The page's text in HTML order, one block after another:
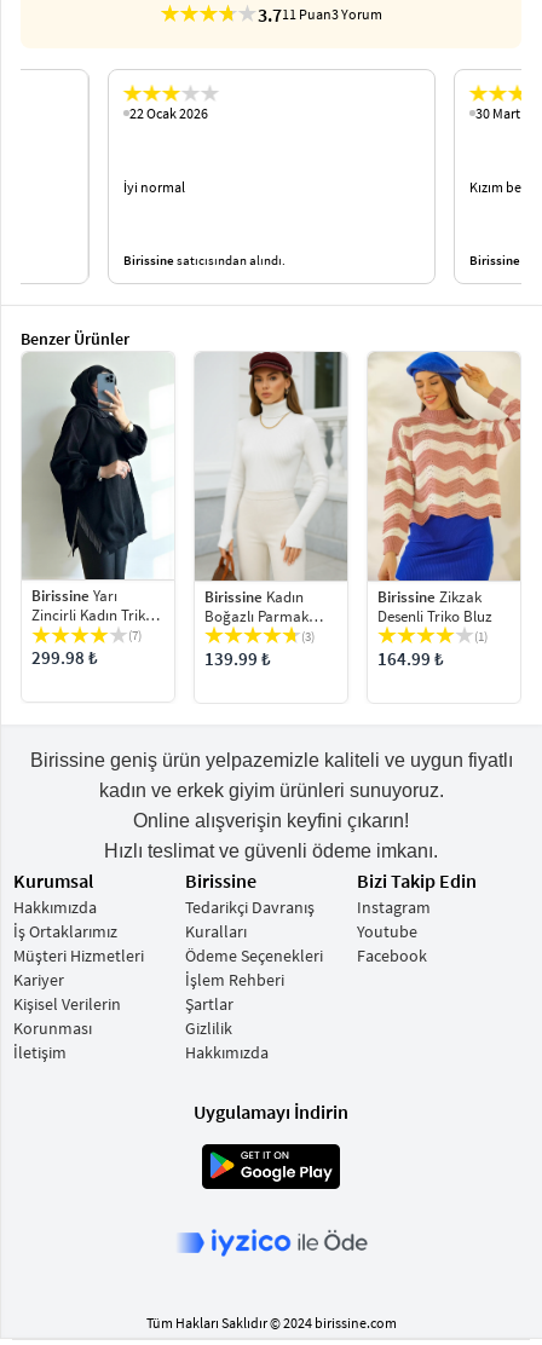
3.711 Puan3 Yorum
22 Ocak 2026
İyi normal
Birissinesatıcısından alındı.
30 Mart
Kızım
Birissine
Benzer Ürünler
Birissine Yarı
Zincirli Kadın Triko
Kazak
(7)
299.98 ₺
Birissine Kadın
Boğazlı Parmak
Detaylı Fitilli Triko
Bluz Kazak
(3)
139.99 ₺
Birissine Zikzak
Desenli Triko Bluz
(1)
164.99 ₺
Birissine geniş ürün yelpazemizle kaliteli ve uygun fiyatlı
kadın ve erkek giyim ürünleri sunuyoruz.
Online alışverişin keyfini çıkarın!
Hızlı teslimat ve güvenli ödeme imkanı.
Kurumsal
Hakkımızda
İş Ortaklarımız
Müşteri Hizmetleri
Kariyer
Kişisel Verilerin
Korunması
İletişim
Birissine
Tedarikçi Davranış
Kuralları
Ödeme Seçenekleri
İşlem Rehberi
Şartlar
Gizlilik
Hakkımızda
Bizi Takip Edin
Instagram
Youtube
Facebook
Uygulamayı İndirin
Tüm Hakları Saklıdır © 2024 birissine.com